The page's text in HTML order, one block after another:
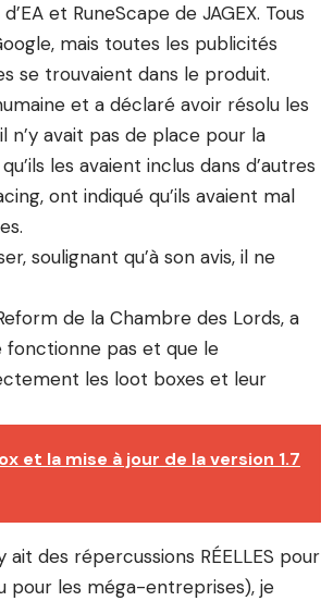
et RuneScape de JAGEX. Tous
mais toutes les publicités
se trouvaient dans le produit.
et a déclaré avoir résolu les
n’y avait pas de place pour la
les avaient inclus dans d’autres
ont indiqué qu’ils avaient mal
soulignant qu’à son avis, il ne
de la Chambre des Lords, a
fonctionne pas et que le
les loot boxes et leur
et la mise à jour de la version 1.7
ait des répercussions RÉELLES pour
pour les méga-entreprises), je